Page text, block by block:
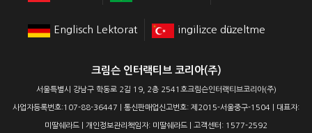
Englisch Lektorat ingilizce düzeltme
크림슨 인터랙티브 코리아(주)
서울특별시 강남구 학동로 2길 19, 2층 2541호크림슨인터랙티브코리아(주)
사업자등록번호:107-88-36447 | 통신판매업신고번호: 제2015-서울중구-1504 | 대표자:
미딸쉐라드 | 개인정보관리책임자: 미딸쉐라드 | 고객센터: 1577-2592